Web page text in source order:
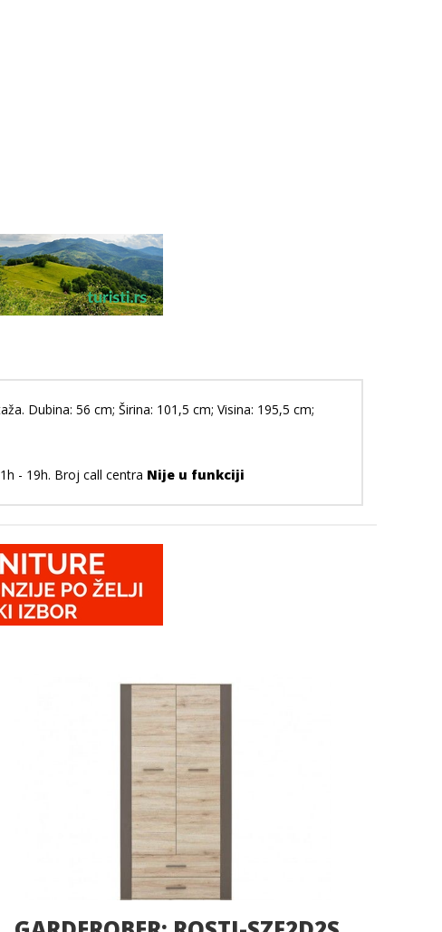
Dubina: 56 cm; Širina: 101,5 cm; Visina: 195,5 cm;
- 19h. Broj call centra Nije u funkciji